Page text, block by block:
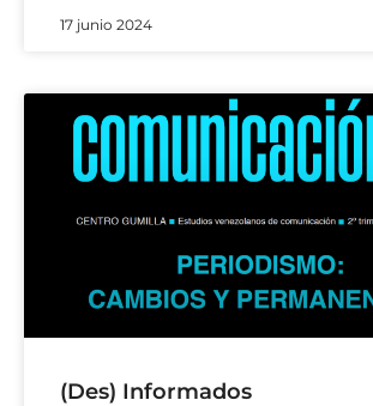
17 junio 2024
(Des) Informados